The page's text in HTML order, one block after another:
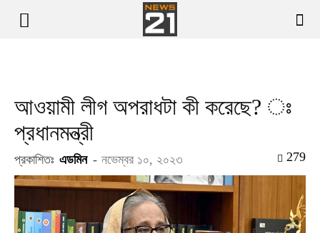
আওয়ামী লীগ অপরাধটা কী করেছে? ঃ
প্রধানমন্ত্রী
প্রকাশিতঃ এডমিন - নভেম্বর ১০, ২০২৩ 279